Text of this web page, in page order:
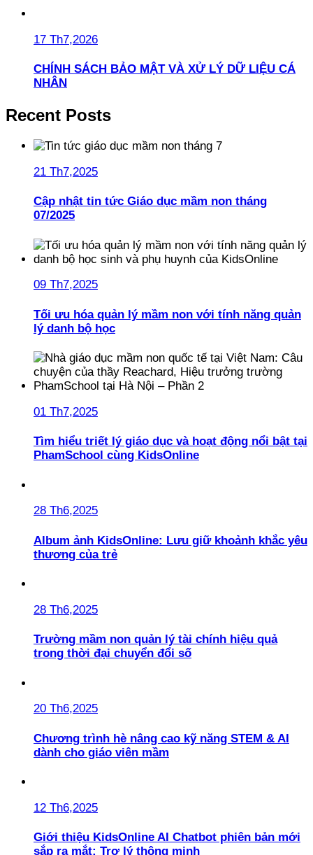
17 Th7,2026
CHÍNH SÁCH BẢO MẬT VÀ XỬ LÝ DỮ LIỆU CÁ
NHÂN
Recent Posts
21 Th7,2025
Cập nhật tin tức Giáo dục mầm non tháng
07/2025
09 Th7,2025
Tối ưu hóa quản lý mầm non với tính năng quản
lý danh bộ học
01 Th7,2025
Tìm hiểu triết lý giáo dục và hoạt động nổi bật tại
PhamSchool cùng KidsOnline
28 Th6,2025
Album ảnh KidsOnline: Lưu giữ khoảnh khắc yêu
thương của trẻ
28 Th6,2025
Trường mầm non quản lý tài chính hiệu quả
trong thời đại chuyển đổi số
20 Th6,2025
Chương trình hè nâng cao kỹ năng STEM & AI
dành cho giáo viên mầm
12 Th6,2025
Giới thiệu KidsOnline AI Chatbot phiên bản mới
sắp ra mắt: Trợ lý thông minh